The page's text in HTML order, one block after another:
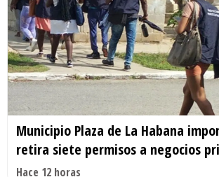
Municipio Plaza de La Habana
retira siete permisos a negocios
Hace 12 horas